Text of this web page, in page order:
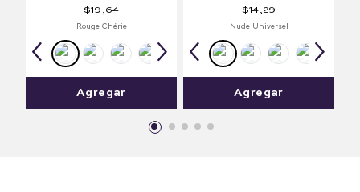
$19 ,64
Rouge Chérie
Agregar
$14,29
Nude Universel
Agregar